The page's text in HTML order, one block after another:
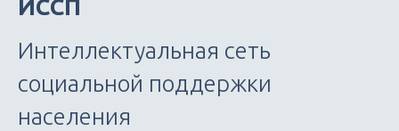
ИССП
Интеллектуальная сеть
социальной поддержки
населения